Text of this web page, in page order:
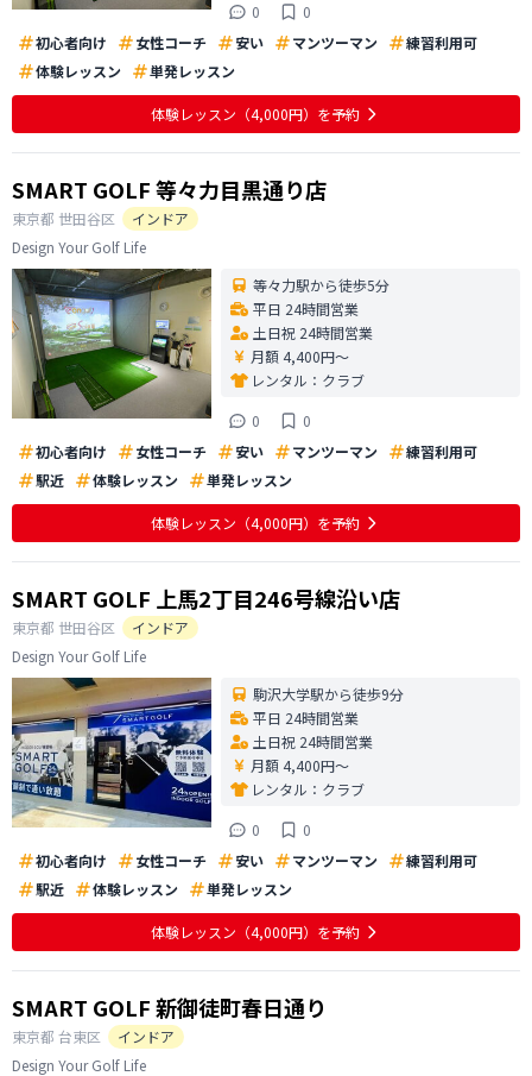
0
0
初心者向け
女性コーチ 安い マンツーマン
練習利用可
体験レッスン
単発レッスン
体験レッスン （4,000円） を予約
SMART GOLF 等々力目黒通り店
東京都 世田谷区
インドア
Design Your Golf Life
等々力駅から徒歩5分
平日 24時間営業
土日祝 24時間営業
月額 4,400円〜
レンタル： クラブ
0
0
初心者向け
女性コーチ 安い マンツーマン
練習利用可
駅近
体験レッスン 単発レッスン
体験レッスン （4,000円） を予約
SMART GOLF 上馬2丁目246号線沿い店
東京都 世田谷区
インドア
Design Your Golf Life
駒沢大学駅から徒歩9分
平日 24時間営業
土日祝 24時間営業
月額 4,400円〜
レンタル： クラブ
0
0
初心者向け
女性コーチ 安い マンツーマン
練習利用可
駅近
体験レッスン 単発レッスン
体験レッスン （4,000円） を予約
SMART GOLF 新御徒町春日通り
東京都 台東区
インドア
Design Your Golf Life